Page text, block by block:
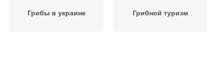
Грибы в украине Грибной туризм